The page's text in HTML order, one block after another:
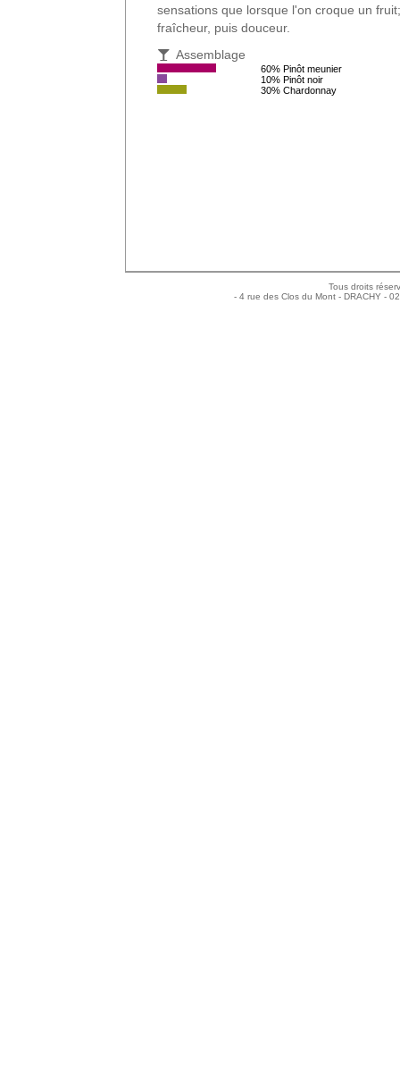
sensations que lorsque l'on croque un fruit;
fraîcheur, puis douceur.
Assemblage
60% Pinôt meunier
10% Pinôt noir
30% Chardonnay
Tous droits
- 4 rue des Clos du Mont - DRACHY -